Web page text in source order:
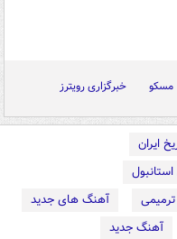
مسکو خبرگزاری رویترز
ایران
آهنگ های جدید
آهنگ جدید